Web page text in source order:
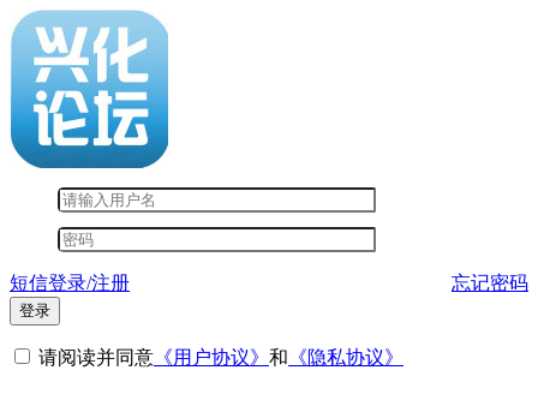
短信登录/注册 忘记密码
登录
请阅读并同意 《用户协议》 和 《隐私协议》